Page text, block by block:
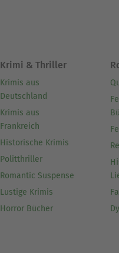
Krimi & Thriller
Krimis aus
Deutschland
Krimis aus
Frankreich
Historische Krimis
Politthriller
Romantic Suspense
Lustige Krimis
Horror Bücher